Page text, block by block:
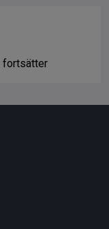
fortsätter